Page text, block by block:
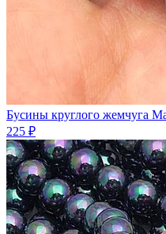
Бусины круглого жемчуга
225 ₽